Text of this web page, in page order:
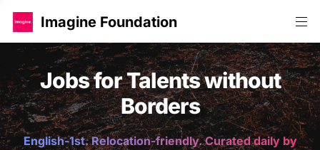
Imagine Foundation
Jobs for Talents without
Borders
English-1st. Relocation-friendly. Curated daily by